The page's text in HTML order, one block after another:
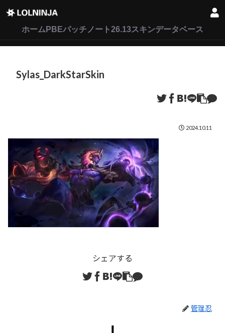
ホーム PBEパッチノート26.13スキンデータベース
Sylas_DarkStarSkin
2024.10.11
シェアする
管理忍